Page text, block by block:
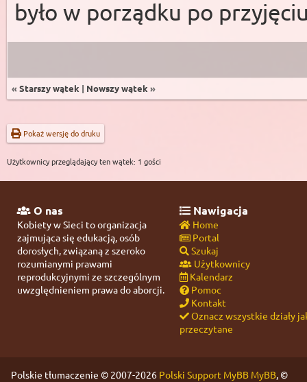
było w porządku po
« Starszy wątek | Nowszy wątek »
Pokaż wersję do druku
Użytkownicy przeglądający ten wątek: 1 gości
O nas
Kobiety w Sieci to organizacja
zajmująca się edukacją, osób
dorosłych, związaną z szeroko
rozumianymi prawami
reprodukcyjnymi ze szczególnym
uwzględnieniem prawa do aborcji.
Nawigacja
Home
Portal
Szukaj
Użytkownicy
Kalendarz
Pomoc
Kontakt
Oznacz wszystkie działy
przeczytane
Polskie tłumaczenie © 2007-2026 Polski Support MyBB MyBB, ©